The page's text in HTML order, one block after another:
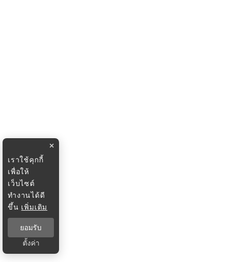
×
เราใช้คุกกี้
เพื่อให้
เว็บไซต์
ทำงานได้ดี
ขึ้น เพิ่มเติม
ยอมรับ
ตั้งค่า